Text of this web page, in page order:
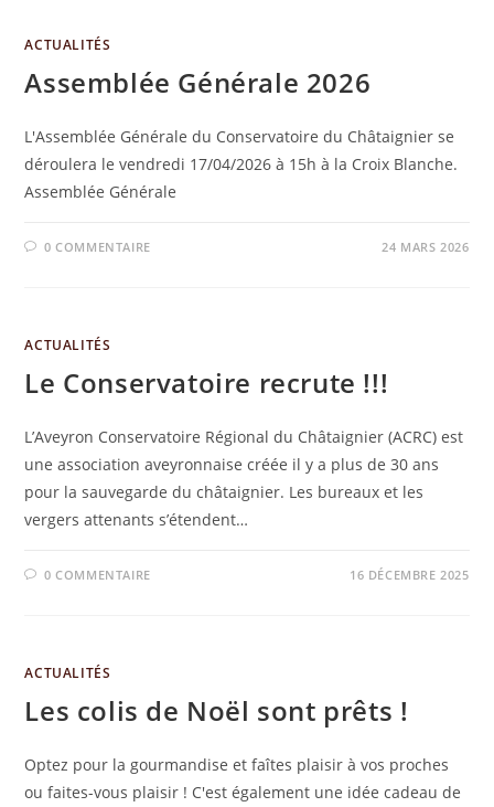
ACTUALITÉS
Assemblée Générale 2026
L'Assemblée Générale du Conservatoire du Châtaignier se
déroulera le vendredi 17/04/2026 à 15h à la Croix Blanche.
Assemblée Générale
0 COMMENTAIRE 24 MARS 2026
ACTUALITÉS
Le Conservatoire recrute !!!
L’Aveyron Conservatoire Régional du Châtaignier (ACRC) est
une association aveyronnaise créée il y a plus de 30 ans
pour la sauvegarde du châtaignier. Les bureaux et les
vergers attenants s’étendent…
0 COMMENTAIRE 16 DÉCEMBRE 2025
ACTUALITÉS
Les colis de Noël sont prêts !
Optez pour la gourmandise et faîtes plaisir à vos proches
ou faites-vous plaisir ! C'est également une idée cadeau de